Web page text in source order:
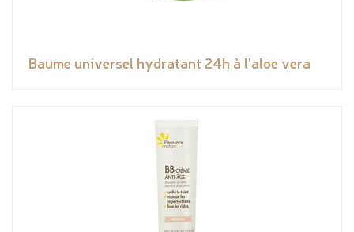
Baume universel hydratant 24h à l'aloe vera